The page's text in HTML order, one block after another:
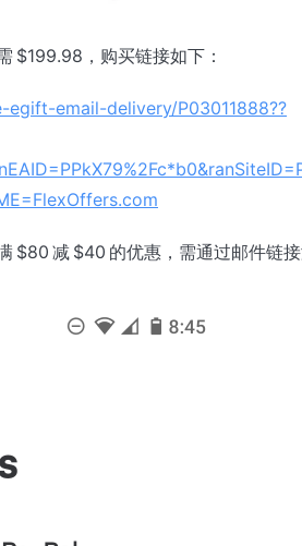
$199.98，购买链接如下：
email-delivery/P03011888??
$80 减 $40 的优惠，需通过邮件链